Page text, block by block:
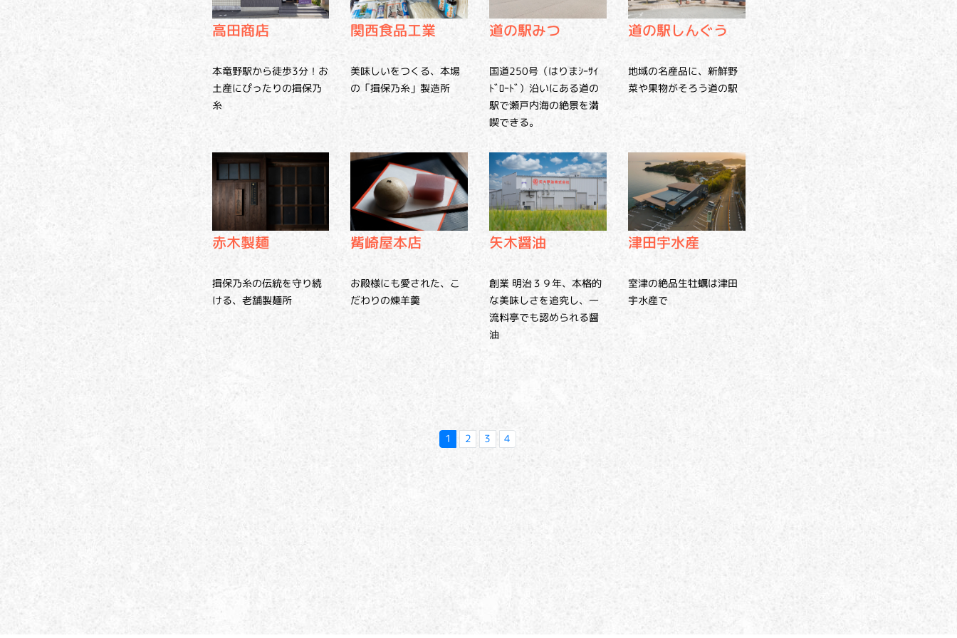
高田商店
本竜野駅から徒歩3分！お
土産にぴったりの揖保乃
糸
関西食品工業
美味しいをつくる、本場
の「揖保乃糸」製造所
道の駅みつ
国道250号（はりまｼｰｻｲ
ﾄﾞﾛｰﾄﾞ）沿いにある道の
駅で瀬戸内海の絶景を満
喫できる。
道の駅しんぐう
地域の名産品に、新鮮野
菜や果物がそろう道の駅
赤木製麺
揖保乃糸の伝統を守り続
ける、老舗製麺所
觜崎屋本店
お殿様にも愛された、こ
だわりの煉羊羹
矢木醤油
創業 明治３９年、本格的
な美味しさを追究し、一
流料亭でも認められる醤
油
津田宇水産
室津の絶品生牡蠣は津田
宇水産で
1 2 3 4